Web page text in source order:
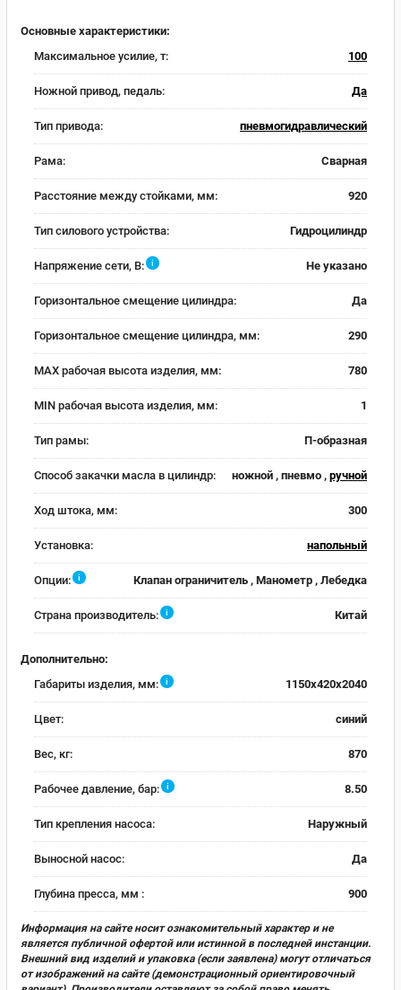
Основные характеристики:
Максимальное усилие, т:
100
Ножной привод, педаль: Да
Тип привода: пневмогидравлический
Рама: Сварная
Расстояние между стойками, мм: 920
Тип силового устройства: Гидроцилиндр
Напряжение сети, В: i Не указано
Горизонтальное смещение цилиндра: Да
Горизонтальное смещение цилиндра, мм: 290
MAX рабочая высота изделия, мм: 780
MIN рабочая высота изделия, мм: 1
Тип рамы: П-образная
Способ закачки масла в цилиндр: ножной , пневмо , ручной
Ход штока, мм: 300
Установка: напольный
Опции: i Клапан ограничитель , Манометр , Лебедка
Страна производитель: i Китай
Дополнительно:
Габариты изделия, мм:
i 1150x420x2040
Цвет: синий
Вес, кг: 870
Рабочее давление, бар: i 8.50
Тип крепления насоса: Наружный
Выносной насос: Да
Глубина пресса, мм : 900
Информация на сайте носит ознакомительный характер и не
является публичной офертой или истинной в последней инстанции.
Внешний вид изделий и упаковка (если заявлена) могут отличаться
от изображений на сайте (демонстрационный ориентировочный